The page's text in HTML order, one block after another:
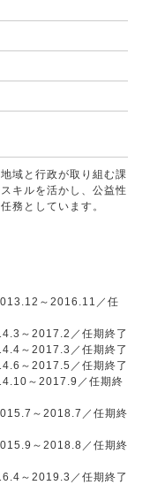
域と行政が取り組む課
キルを活かし、公益性
務としています。
～2016.11／任
～2017.2／任期終了
～2017.3／任期終了
～2017.5／任期終了
～2017.9／任期終
～2018.7／任期終
～2018.8／任期終
～2019.3／任期終了